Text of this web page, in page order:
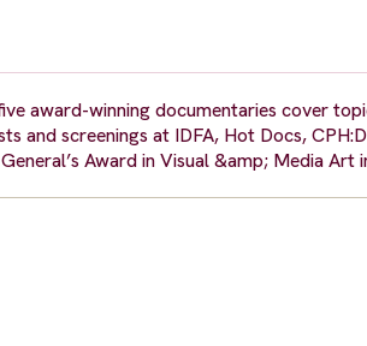
award-winning documentaries cover
and screenings at IDFA, Hot Docs,
Award in Visual &amp; Media Art